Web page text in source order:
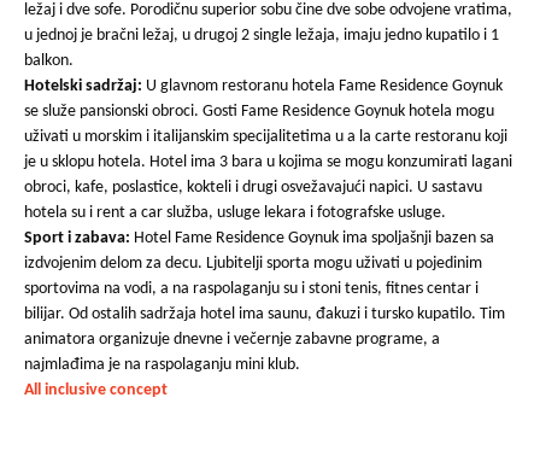
ležaj i dve sofe. Porodičnu superior sobu čine dve sobe odvojene vratima,
u jednoj je bračni ležaj, u drugoj 2 single ležaja, imaju jedno kupatilo i 1
balkon.
Hotelski sadržaj: U glavnom restoranu hotela Fame Residence Goynuk
se služe pansionski obroci. Gosti Fame Residence Goynuk hotela mogu
uživati u morskim i italijanskim specijalitetima u a la carte restoranu koji
je u sklopu hotela. Hotel ima 3 bara u kojima se mogu konzumirati lagani
obroci, kafe, poslastice, kokteli i drugi osvežavajući napici. U sastavu
hotela su i rent a car služba, usluge lekara i fotografske usluge.
Sport i zabava: Hotel Fame Residence Goynuk ima spoljašnji bazen sa
izdvojenim delom za decu. Ljubitelji sporta mogu uživati u pojedinim
sportovima na vodi, a na raspolaganju su i stoni tenis, fitnes centar i
bilijar. Od ostalih sadržaja hotel ima saunu, đakuzi i tursko kupatilo. Tim
animatora organizuje dnevne i večernje zabavne programe, a
najmlađima je na raspolaganju mini klub.
All inclusive concept